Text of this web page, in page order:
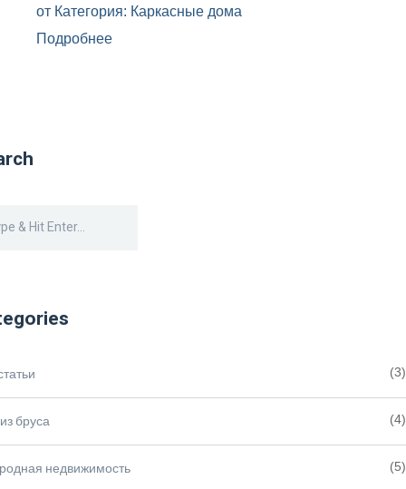
от Категория: Каркасные дома
Подробнее
(3)
бруса (4)
недвижимость (5)